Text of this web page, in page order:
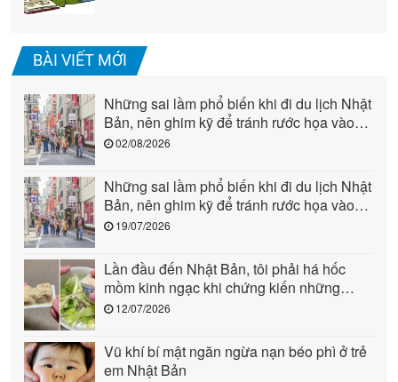
BÀI VIẾT MỚI
Những sai lầm phổ biến khi đi du lịch Nhật
Bản, nên ghim kỹ để tránh rước họa vào
người (phần 2)
02/08/2026
Những sai lầm phổ biến khi đi du lịch Nhật
Bản, nên ghim kỹ để tránh rước họa vào
người (phần 1)
19/07/2026
Lần đầu đến Nhật Bản, tôi phải há hốc
mồm kinh ngạc khi chứng kiến những
cảnh này: Quả là “quốc gia đến từ tương
12/07/2026
Vũ khí bí mật ngăn ngừa nạn béo phì ở trẻ
em Nhật Bản